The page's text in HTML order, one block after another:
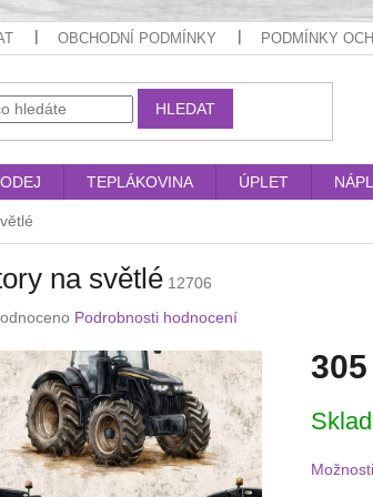
OBCHODNÍ PODMÍNKY PODMÍNKY
HLEDAT
TEPLÁKOVINA ÚPLET
na světlé 12706
Podrobnosti hodnocení
cena: